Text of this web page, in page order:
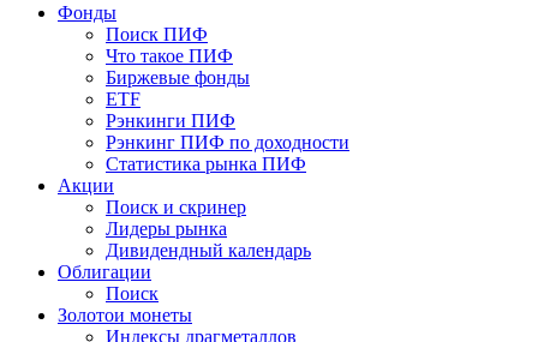
Фонды
Поиск ПИФ
Что такое ПИФ
Биржевые фонды
ETF
Рэнкинги ПИФ
Рэнкинг ПИФ по доходности
Статистика рынка ПИФ
Акции
Поиск и скринер
Лидеры рынка
Дивидендный календарь
Облигации
Поиск
Золотои монеты
Индексы драгметаллов